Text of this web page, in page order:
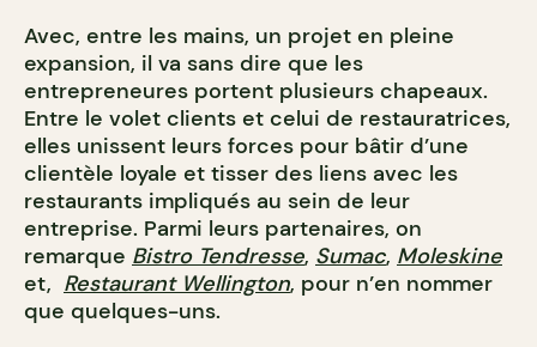
Avec, entre les mains, un projet en pleine
expansion, il va sans dire que les
entrepreneures portent plusieurs chapeaux.
Entre le volet clients et celui de restauratrices,
elles unissent leurs forces pour bâtir d’une
clientèle loyale et tisser des liens avec les
restaurants impliqués au sein de leur
entreprise. Parmi leurs partenaires, on
remarque Bistro Tendresse, Sumac, Moleskine
et, Restaurant Wellington, pour n’en nommer
que quelques-uns.